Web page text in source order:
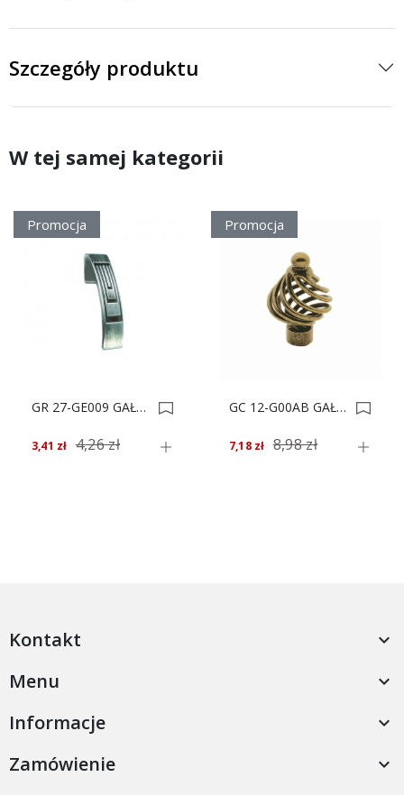
Szczegóły produktu
W tej samej kategorii
Promocja
GR 27-GE009 GAŁKA MEBLOWA*** 0006393
3,41 zł 4,26 zł
Promocja
GC 12-G00AB GAŁKA MEBLOWA*** 0004182
7,18 zł 8,98 zł
Kontakt 
Menu 
Informacje 
Zamówienie 